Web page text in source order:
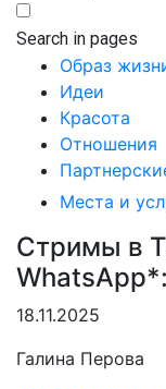
Search in pages
Образ
Идеи
Красота
Отношения
Места и
Стримы в
18.11.2025
Галина Перова